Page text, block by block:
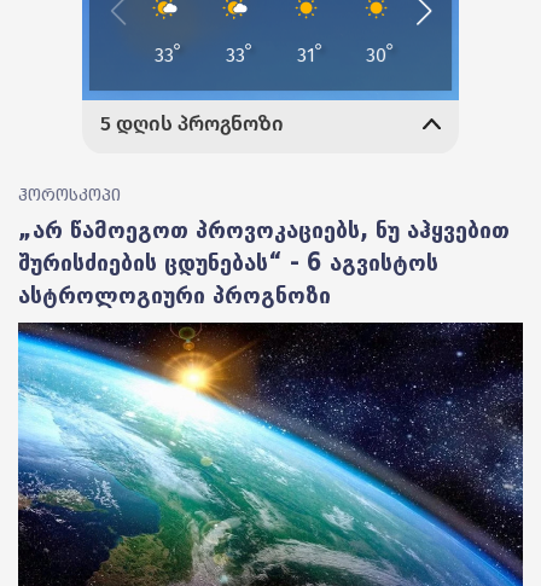
ჰოროსკოპი
„არ წამოეგოთ პროვოკაციებს, ნუ აჰყვებით
შურისძიების ცდუნებას“ - 6 აგვისტოს
ასტროლოგიური პროგნოზი